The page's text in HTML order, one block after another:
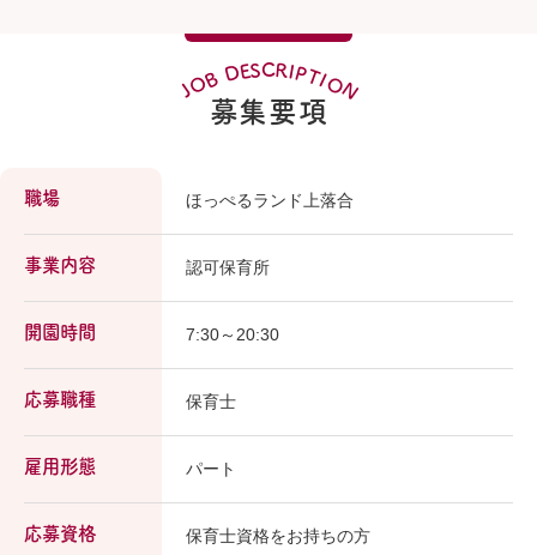
JOB DESCRIPTION
募集要項
職場 ほっぺるランド上落合
事業内容 認可保育所
開園時間 7:30～20:30
応募職種 保育士
雇用形態 パート
応募資格
保育士資格をお持ちの方